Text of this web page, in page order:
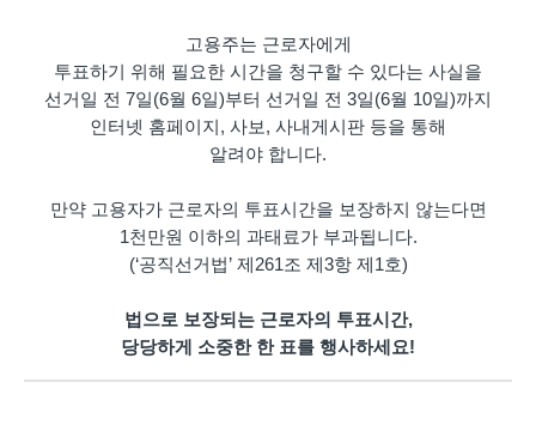
고용주는 근로자에게
투표하기 위해 필요한 시간을 청구할 수 있다는 사실을
선거일 전 7일(6월 6일)부터 선거일 전 3일(6월 10일)까지
인터넷 홈페이지, 사보, 사내게시판 등을 통해
알려야 합니다.
만약 고용자가 근로자의 투표시간을 보장하지 않는다면
1천만원 이하의 과태료가 부과됩니다.
(‘공직선거법’ 제261조 제3항 제1호)
법으로 보장되는 근로자의 투표시간,
당당하게 소중한 한 표를 행사하세요!